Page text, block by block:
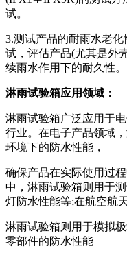
试。
3.测试产品的耐雨水老
试，评估产品(尤其是外
续雨水作用下的耐久性。
淋雨试验箱应用领域：
淋雨试验箱广泛应用于
行业。在电子产品领域
环境下的防水性能，
确保产品在实际使用过
中，淋雨试验箱则用于
灯防水性能等;在航空航
淋雨试验箱则用于模拟
零部件的防水性能